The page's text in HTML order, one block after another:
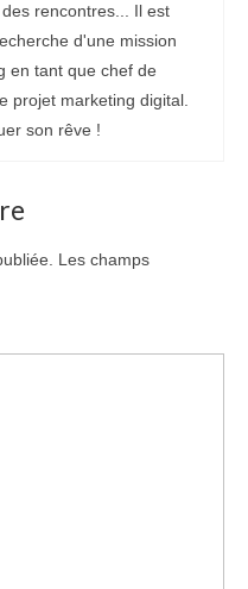
rencontres... Il est
d'une mission
en tant que chef de
projet marketing digital.
son rêve !
Les champs